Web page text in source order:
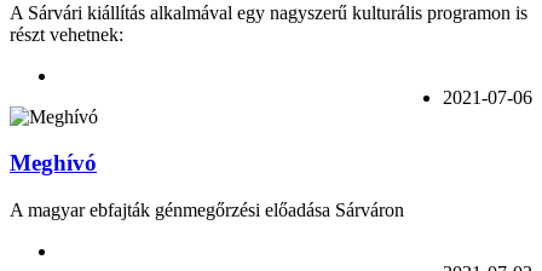
A Sárvári kiállítás alkalmával egy nagyszerű kulturális programon is
részt vehetnek:
2021-07-06
Meghívó
A magyar ebfajták génmegőrzési előadása Sárváron